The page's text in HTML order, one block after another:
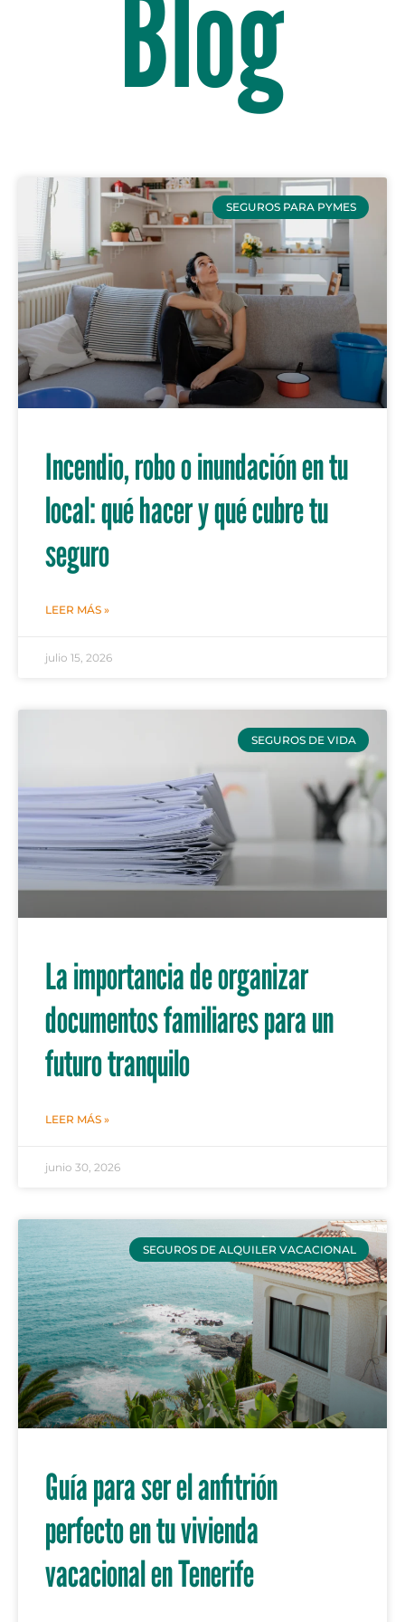
Blog
SEGUROS PARA PYMES
Incendio, robo o inundación en tu
local: qué hacer y qué cubre tu
seguro
LEER MÁS »
julio 15, 2026
SEGUROS DE VIDA
La importancia de organizar
documentos familiares para un
futuro tranquilo
LEER MÁS »
junio 30, 2026
SEGUROS DE ALQUILER VACACIONAL
Guía para ser el anfitrión
perfecto en tu vivienda
vacacional en Tenerife